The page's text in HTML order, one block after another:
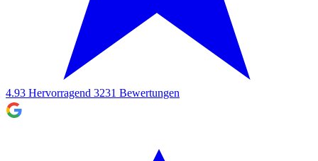
4.93 Hervorragend 3231 Bewertungen